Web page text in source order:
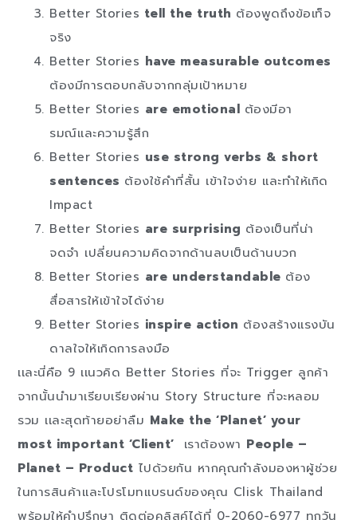
Better Stories tell the truth ต้องพูดถึงข้อเท็จ
จริง
Better Stories have measurable outcomes
ต้องมีการตอบกลับจากกลุ่มเป้าหมาย
Better Stories are emotional ต้องมีอา
รมณ์เเละความรู้สึก
Better Stories use strong verbs & short
sentences ต้องใช้คำที่สั้น เข้าใจง่าย เเละทำให้เกิด
Impact
Better Stories are surprising ต้องเป็นที่น่า
จดจำ เปลี่ยนความคิดจากด้านลบเป็นด้านบวก
Better Stories are understandable ต้อง
สื่อสารให้เข้าใจได้ง่าย
Better Stories inspire action ต้องสร้างเเรงบัน
ดาลใจให้เกิดการลงมือ
เเละนี่คือ 9 เเนวคิด Better Stories ที่จะ Trigger ลูกค้า
จากนั้นนำมาเรียบเรียงผ่าน Story Structure ที่จะหลอม
รวม เเละสุดท้ายอย่าลืม Make the ‘Planet’ your
most important ‘Client’
เราต้องพา People –
Planet – Product ไปด้วยกัน หากคุณกำลังมองหาผู้ช่วย
ในการสินค้าเเละโปรโมทเเบรนด์ของคุณ Clisk Thailand
พร้อมให้คำปรึกษา ติดต่อคลิสค์ได้ที่ 0-2060-6977 ทุกวัน